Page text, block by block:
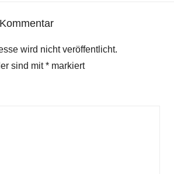
wird nicht veröffentlicht.
sind mit* markiert